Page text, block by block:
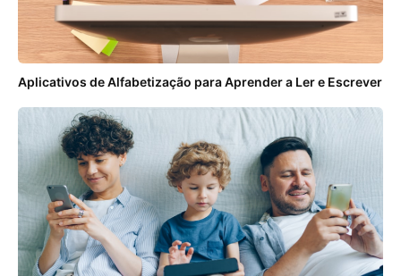
Aplicativos de Alfabetização para Aprender a Ler e Escrever